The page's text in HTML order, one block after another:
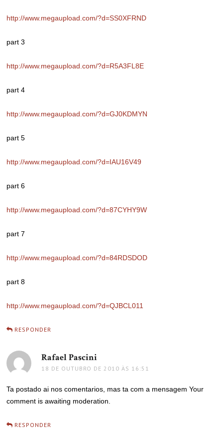
http://www.megaupload.com/?d=SS0XFRND
part 3
http://www.megaupload.com/?d=R5A3FL8E
part 4
http://www.megaupload.com/?d=GJ0KDMYN
part 5
http://www.megaupload.com/?d=IAU16V49
part 6
http://www.megaupload.com/?d=87CYHY9W
part 7
http://www.megaupload.com/?d=84RDSDOD
part 8
http://www.megaupload.com/?d=QJBCL011
RESPONDER
Rafael Pascini
18 DE OUTUBRO DE 2010 ÀS 16:51
Ta postado ai nos comentarios, mas ta com a mensagem Your
comment is awaiting moderation.
RESPONDER